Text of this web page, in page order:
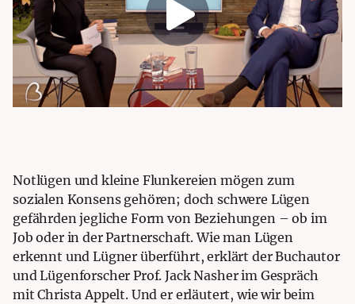
Notlügen und kleine Flunkereien mögen zum
sozialen Konsens gehören; doch schwere Lügen
gefährden jegliche Form von Beziehungen – ob im
Job oder in der Partnerschaft. Wie man Lügen
erkennt und Lügner überführt, erklärt der Buchautor
und Lügenforscher Prof. Jack Nasher im Gespräch
mit Christa Appelt. Und er erläutert, wie wir beim